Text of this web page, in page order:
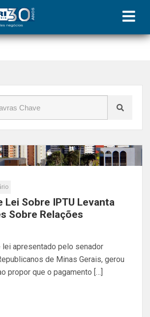
e venda
Lei Sobre IPTU Levanta
Sobre Relações
lei apresentado pelo senador
de Minas Gerais, gerou
propor que o pagamento […]